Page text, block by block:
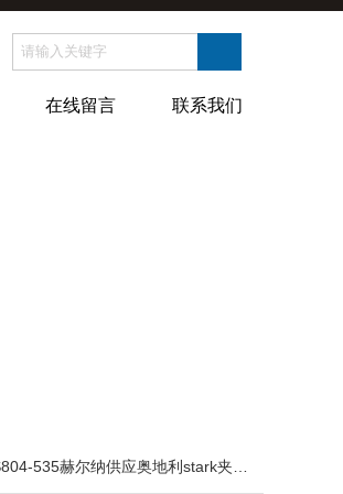
在线留言 联系我们
535赫尔纳供应奥地利stark夹紧系统